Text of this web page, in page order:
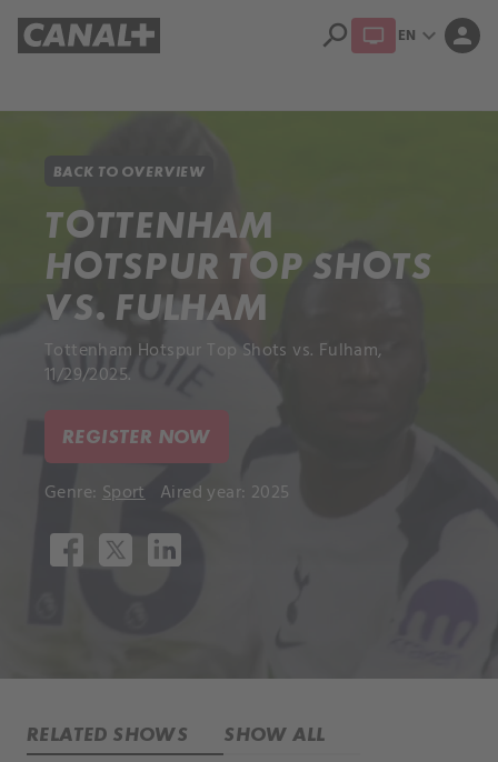
search EN expand_more person
BACK TO OVERVIEW
TOTTENHAM
HOTSPUR TOP SHOTS
VS. FULHAM
Tottenham Hotspur Top Shots vs. Fulham,
11/29/2025.
REGISTER NOW
Genre: Sport Aired year: 2025
RELATED SHOWS SHOW ALL